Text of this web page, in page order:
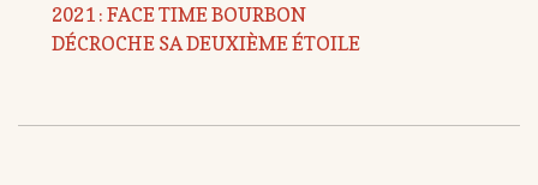
2021 : FACE TIME BOURBON
DÉCROCHE SA DEUXIÈME ÉTOILE